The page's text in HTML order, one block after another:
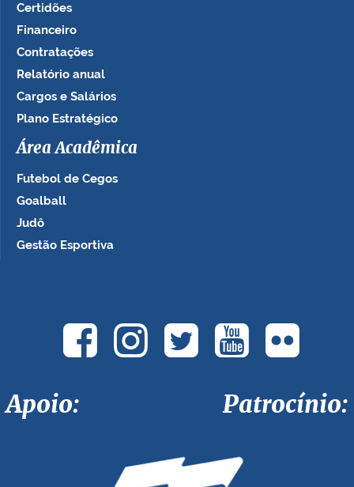
Certidões
Financeiro
Contratações
Relatório anual
Cargos e Salários
Plano Estratégico
Área Acadêmica
Futebol de Cegos
Goalball
Judô
Gestão Esportiva
Apoio: Patrocínio: